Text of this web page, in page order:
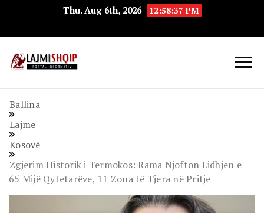
Thu. Aug 6th, 2026 12:58:38 PM
Ballina
Lajme
Kosovë
Zgjerim Historik i Termokos: Rama Njofton Lidhjen e
65 Mijë Qytetarëve, 11 Zona të Tjera në Pritje